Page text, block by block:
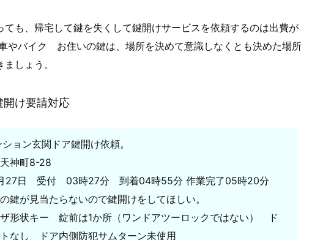
も、帰宅して鍵を失くして鍵開けサービスを依頼するのは出費が
やバイク お住いの鍵は、場所を決めて意識しなくとも決めた場所
しょう。
け要請対応
ョン玄関ドア鍵開け依頼。
天神町8-28
月27日 受付 03時27分 到着04時55分 作業完了05時20分
鍵が見当たらないので鍵開けをしてほしい。
ザ形状キー 錠前は1か所（ワンドアツーロックではない） ド
なし ドア内側防犯サムターン未使用